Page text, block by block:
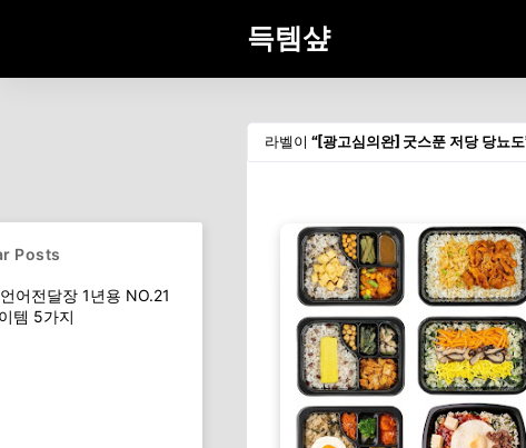
득템샾
라벨이 [광고심의완] 굿스푼 저당 당뇨도
Posts